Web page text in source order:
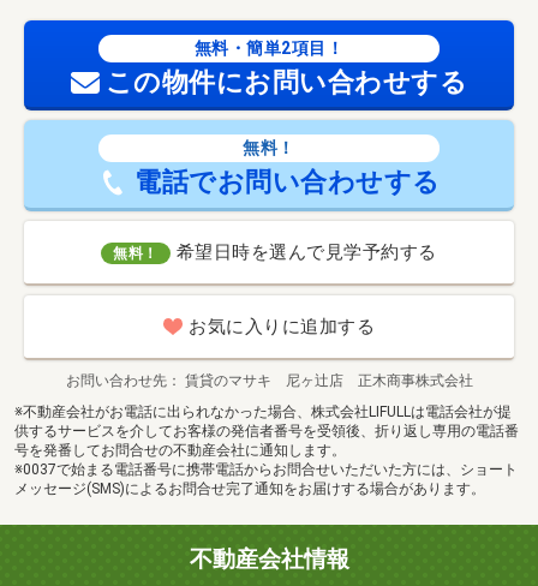
無料・簡単2項目！
この物件にお問い合わせする
無料！
電話でお問い合わせする
無料！ 希望日時を選んで見学予約する
お気に入りに追加する
お問い合わせ先
賃貸のマサキ 尼ヶ辻店 正木商事株式会社
※不動産会社がお電話に出られなかった場合、株式会社LIFULLは電話会社が提
供するサービスを介してお客様の発信者番号を受領後、折り返し専用の電話番
号を発番してお問合せの不動産会社に通知します。
※0037で始まる電話番号に携帯電話からお問合せいただいた方には、ショート
メッセージ(SMS)によるお問合せ完了通知をお届けする場合があります。
不動産会社情報